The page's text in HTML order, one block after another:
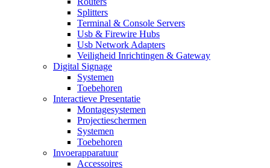
Splitters
Terminal & Console Servers
Usb & Firewire Hubs
Usb Network Adapters
Veiligheid Inrichtingen & Gateway
Digital Signage
Systemen
Toebehoren
Interactieve Presentatie
Montagesystemen
Projectieschermen
Systemen
Toebehoren
Invoerapparatuur
Accessoires